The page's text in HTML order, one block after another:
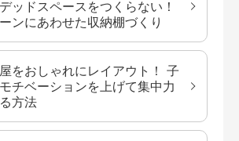
ッドスペースをつくらない！
ンにあわせた収納棚づくり
をおしゃれにレイアウト！ 子
チベーションを上げて集中力
方法